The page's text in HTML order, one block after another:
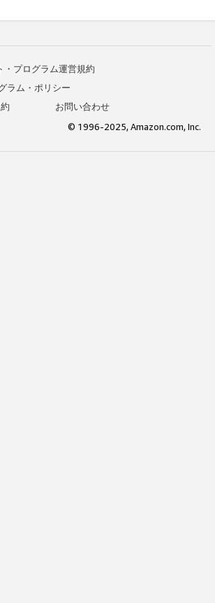
・プログラム運営規約
ラム・ポリシー
お問い合わせ
© 1996-2025, Amazon.com, Inc.